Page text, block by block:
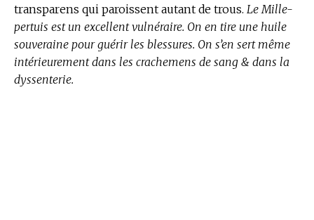
transparens qui paroissent autant de trous. Le Mille-
pertuis est un excellent vulnéraire. On en tire une huile
souveraine pour guérir les blessures. On s’en sert même
intérieurement dans les crachemens de sang & dans la
dyssenterie.